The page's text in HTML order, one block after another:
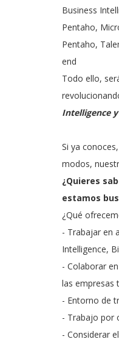
Business
Pentaho,
Pentaho,
end
Todo ello,
Intelligence
Si ya
modos,
¿Quieres
estamos
¿Qué
- Trabajar en
Intelligence,
- Colaborar
las empresas
- Entorno de
- Trabajo por
- Considerar